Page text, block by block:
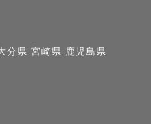
分県 宮崎県 鹿児島県